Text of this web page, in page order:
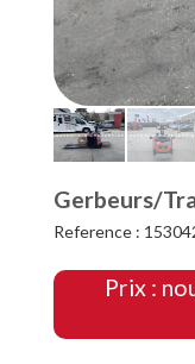
Gerbeurs/
Reference :
Prix :